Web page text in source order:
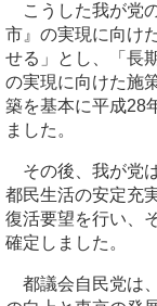
こうした我が党
市』の実現に向け
せる」とし、「長
の実現に向けた施
築を基本に平成28
ました。
その後、我が党
都民生活の安定充
復活要望を行い、
確定しました。
都議会自民党は